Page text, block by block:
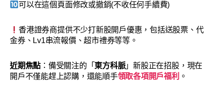
可以在這個頁面修改或撤銷(不收任何手續費)
香港證券商提供不少打新股開戶優惠，包括送股票、代
金券、Lv1串流報價、超市禮券等等。
近期焦點 ：備受關注的「 東方科脈」新股正在招股，現在
開戶不僅能趕上認購，還能順手領取各項開戶福利 。